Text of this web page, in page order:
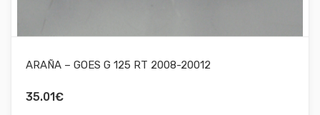
ARAÑA – GOES G 125 RT 2008-20012
35.01€